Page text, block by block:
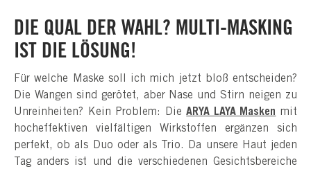
DIE QUAL DER WAHL? MULTI-MASKING
IST DIE LÖSUNG!
Für welche Maske soll ich mich jetzt bloß entscheiden?
Die Wangen sind gerötet, aber Nase und Stirn neigen zu
Unreinheiten? Kein Problem: DieARYA LAYA Masken mit
hocheffektiven vielfältigen Wirkstoffen ergänzen sich
perfekt, ob als Duo oder als Trio. Da unsere Haut jeden
Tag anders ist und die verschiedenen Gesichtsbereiche